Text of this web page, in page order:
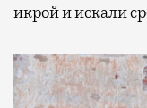
икрой и искали